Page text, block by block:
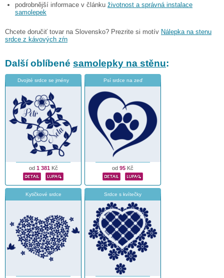
podrobnější informace v článku životnost a správná instalace
samolepek
Chcete doručiť tovar na Slovensko? Prezrite si motív Nálepka na stenu
srdce z kávových zŕn
Další oblíbené samolepky na stěnu:
Dvojité srdce se jmény
od 1 381Kč
Psí srdce na zeď
od 95 Kč
Kytičkové srdce Srdce s kvítečky